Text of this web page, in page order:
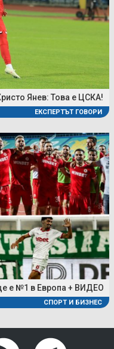
Янев: Това е ЦСКА!
ЕКСПЕРТЪТ ГОВОРИ
е №1 в Европа + ВИДЕО
СПОРТ И БИЗНЕС